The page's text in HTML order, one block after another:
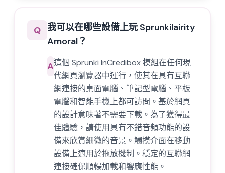
Q 我可以在哪些設備上玩 Sprunkilairity
Amoral？
A這個 Sprunki InCredibox 模組在任何現
代網頁瀏覽器中運行，使其在具有互聯
網連接的桌面電腦、筆記型電腦、平板
電腦和智能手機上都可訪問。基於網頁
的設計意味著不需要下載。為了獲得最
佳體驗，請使用具有不錯音頻功能的設
備來欣賞細微的音景。觸摸介面在移動
設備上適用於拖放機制。穩定的互聯網
連接確保順暢加載和響應性能。